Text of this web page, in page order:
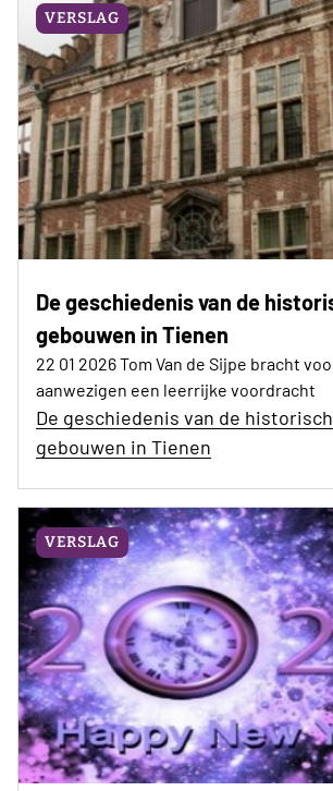
VERSLAG
De geschiedenis van de
gebouwen in Tienen
22 01 2026 Tom Van de Sijpe bracht
aanwezigen een leerrijke voordracht
De geschiedenis van de
gebouwen in Tienen
VERSLAG